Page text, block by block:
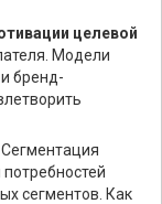
целевой
Модели
бренд-
Сегментация
сегментов. Как